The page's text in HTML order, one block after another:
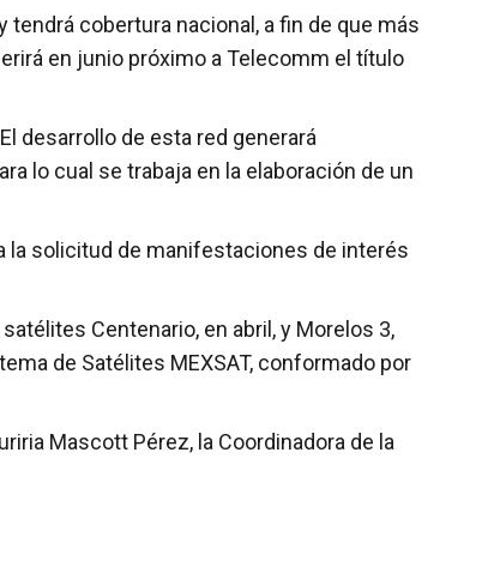
cobertura nacional, a fin de que más
en junio próximo a Telecomm el título
desarrollo de esta red generará
lo cual se trabaja en la elaboración de un
la solicitud de manifestaciones de interés
Centenario, en abril, y Morelos 3,
de Satélites MEXSAT, conformado por
Mascott Pérez, la Coordinadora de la